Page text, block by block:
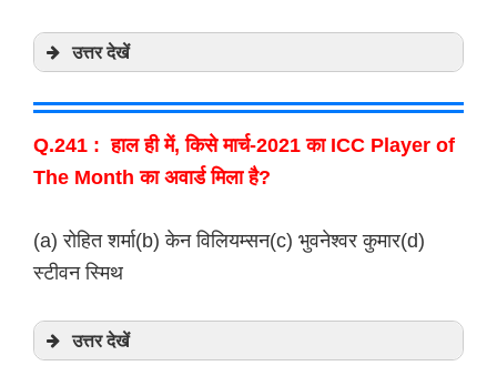
उत्तर देखें
Q.241 : हाल ही में, किसे मार्च-2021 का ICC Player of
The Month का अवार्ड मिला है?
(a) रोहित शर्मा(b) केन विलियम्सन(c) भुवनेश्वर कुमार(d)
स्टीवन स्मिथ
उत्तर देखें